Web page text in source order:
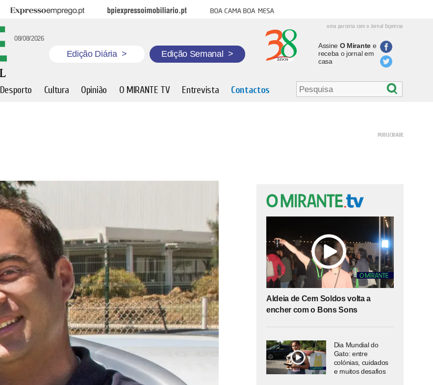
Expresso Emprego BPI Expresso Imobiliário Boa cama boa mesa
uma parceria com o Jornal Expresso
08/08/2026
Edição Diária > Edição Semanal >
Assine O Mirantee
receba o jornal em
casa
Desporto Cultura Opinião O MIRANTE TV Entrevista Contactos
Aldeia de Cem Soldos volta a
encher com o Bons Sons
Dia Mundial do
Gato: entre
colónias, cuidados
e muitos desafios